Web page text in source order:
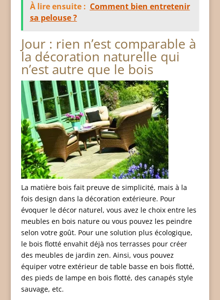
À lire ensuite : Comment bien entretenir
sa pelouse ?
Jour : rien n’est comparable à
la décoration naturelle qui
n’est autre que le bois
La matière bois fait preuve de simplicité, mais à la
fois design dans la décoration extérieure. Pour
évoquer le décor naturel, vous avez le choix entre les
meubles en bois nature ou vous pouvez les peindre
selon votre goût. Pour une solution plus écologique,
le bois flotté envahit déjà nos terrasses pour créer
des meubles de jardin zen. Ainsi, vous pouvez
équiper votre extérieur de table basse en bois flotté,
des pieds de lampe en bois flotté, des canapés style
sauvage, etc.